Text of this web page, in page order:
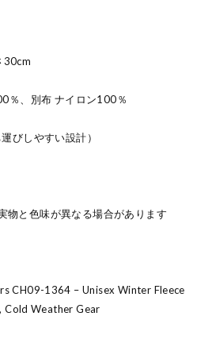
30cm
％、別布 ナイロン100％
びしやすい設計）
物と色味が異なる場合があります
CH09-1364 – Unisex Winter Fleece
Cold Weather Gear